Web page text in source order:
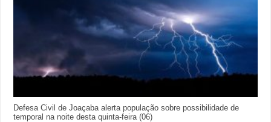
Defesa Civil de Joaçaba alerta população sobre possibilidade de
temporal na noite desta quinta-feira (06)